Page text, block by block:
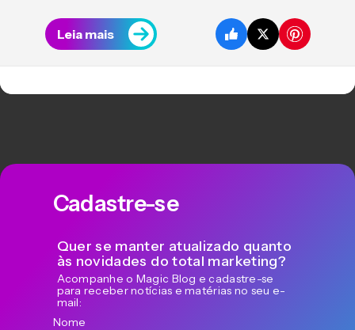
Leia mais
Cadastre-se
Quer se manter atualizado quanto
às novidades do total marketing?
Acompanhe o Magic Blog e cadastre-se
para receber notícias e matérias no seu e-
mail:
Nome